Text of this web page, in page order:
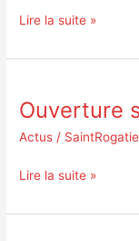
2026
Lire la suite »
Ouverture
Actus /
Ouverture
U5
Lire la suite »